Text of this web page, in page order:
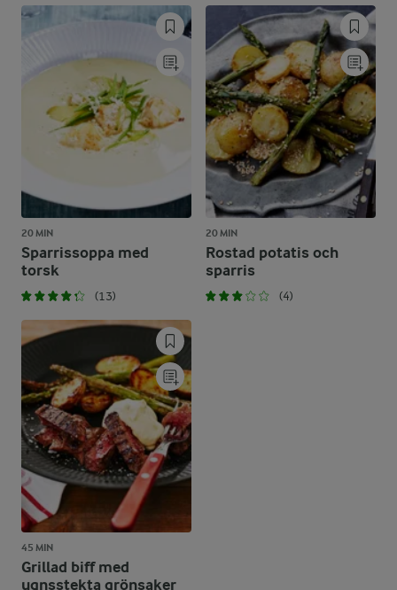
20 MIN
Sparrissoppa med
torsk
(13)
20 MIN
Rostad potatis och
sparris
(4)
45 MIN
Grillad biff med
ugnsstekta grönsaker